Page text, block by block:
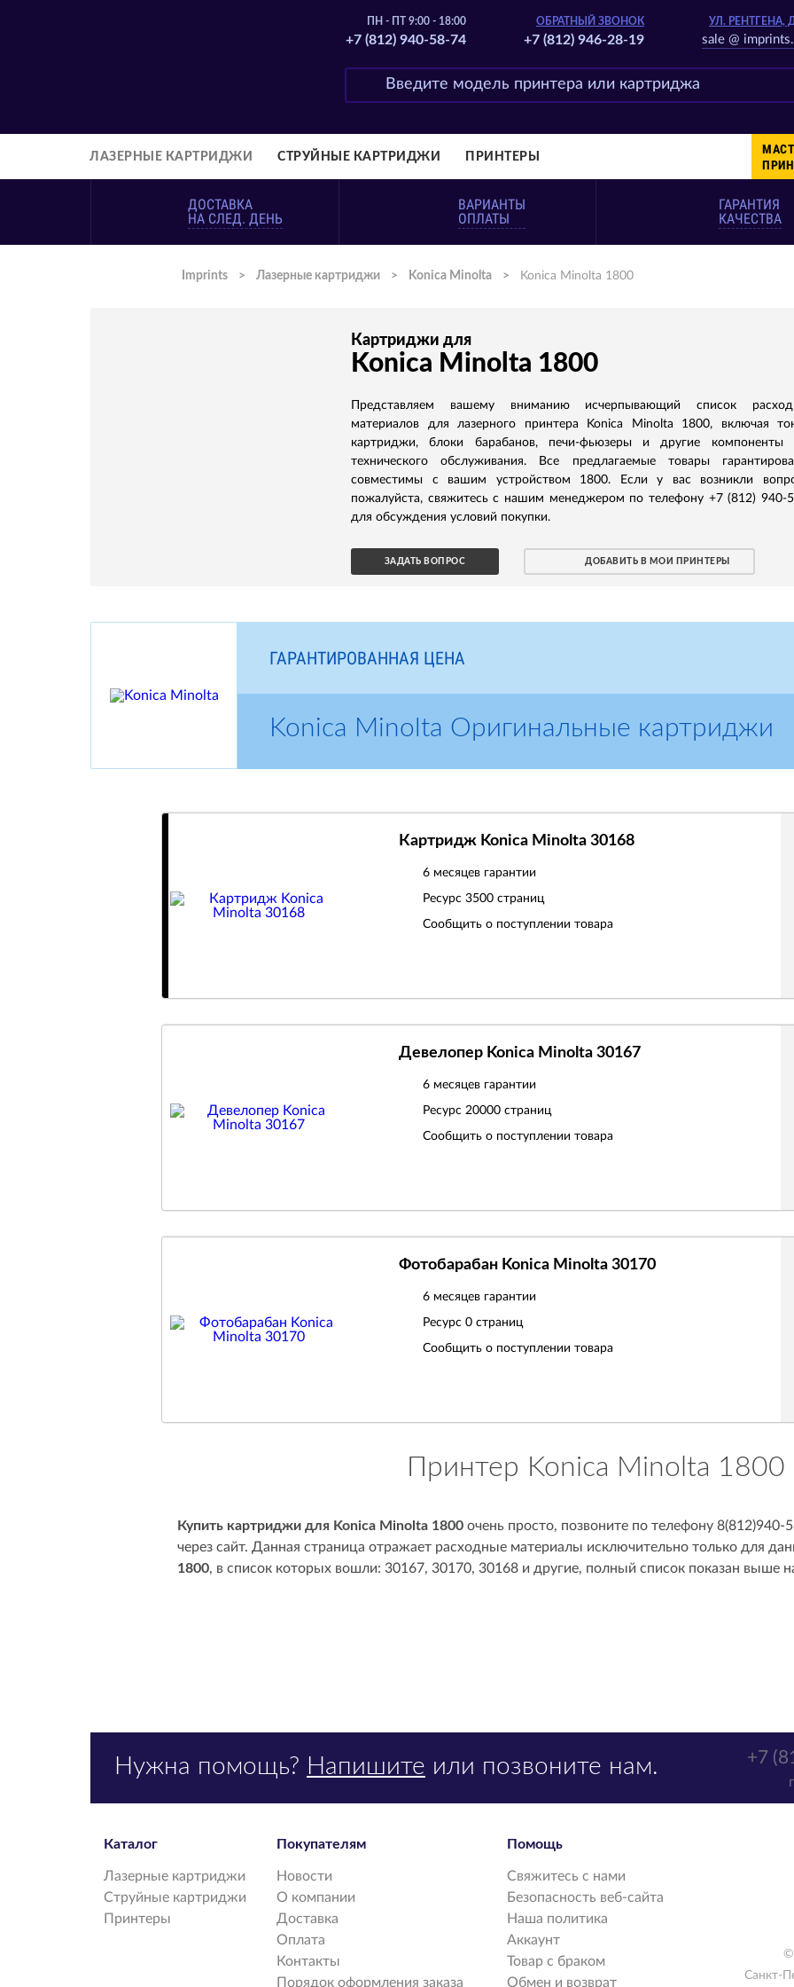
ПН - ПТ 9:00 - 18:00
+7 (812) 940-58-74
ОБРАТНЫЙ ЗВОНОК
+7 (812) 946-28-19
УЛ. РЕНТГЕНА,
sale @
ЛАЗЕРНЫЕ КАРТРИДЖИ СТРУЙНЫЕ КАРТРИДЖИ ПРИНТЕРЫ
ДОСТАВКА
НА СЛЕД. ДЕНЬ
ВАРИАНТЫ
ОПЛАТЫ
ГАРАНТИЯ
КАЧЕСТВА
Imprints > Лазерные картриджи > Konica Minolta > Konica Minolta 1800
Картриджи для
Konica Minolta 1800
Представляем вашему вниманию исчерпывающий список
материалов для лазерного принтера Konica Minolta 1800, включая
картриджи, блоки барабанов, печи-фьюзеры и другие компоненты
технического обслуживания. Все предлагаемые товары
совместимы с вашим устройством 1800. Если у вас возникли
пожалуйста, свяжитесь с нашим менеджером по телефону +7 (812) 940-
для обсуждения условий покупки.
ЗАДАТЬ ВОПРОС ДОБАВИТЬ В МОИ ПРИНТЕРЫ
ГАРАНТИРОВАННАЯ ЦЕНА
Konica Minolta Оригинальные картриджи
Картридж Konica Minolta 30168
6 месяцев гарантии
Ресурс 3500 страниц
Сообщить о поступлении товара
Девелопер Konica Minolta 30167
6 месяцев гарантии
Ресурс 20000 страниц
Сообщить о поступлении товара
Фотобарабан Konica Minolta 30170
6 месяцев гарантии
Ресурс 0 страниц
Сообщить о поступлении товара
Принтер Konica Minolta 1800
Купить картриджи для Konica Minolta 1800очень просто, позвоните по телефону 8(812)940-
через сайт. Данная страница отражает расходные материалы исключительно только для
1800, в список которых вошли: 30167, 30170, 30168 и другие, полный список показан выше
+7
Нужна помощь? Напишите или позвоните нам.
Каталог
Лазерные картриджи
Струйные картриджи
Принтеры
Покупателям
Новости
О компании
Доставка
Оплата
Контакты
Порядок оформления заказа
Помощь
Свяжитесь с нами
Безопасность веб-сайта
Наша политика
Аккаунт
Товар с браком
Обмен и возврат
©
Санкт-